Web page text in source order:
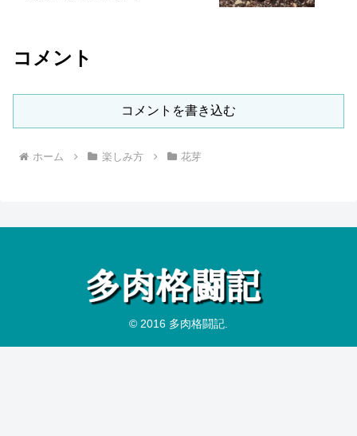
コメント
コメントを書き込む
ホーム 楽しみ方 花芽
© 2016 多肉格闘記.